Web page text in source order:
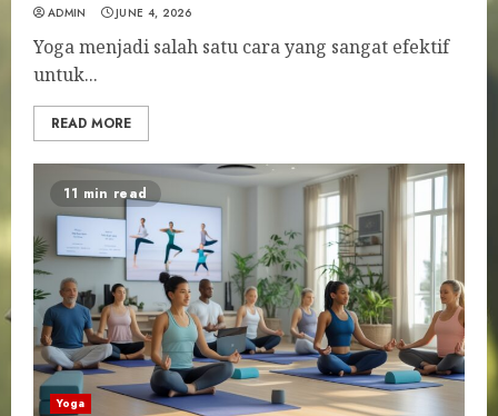
ADMIN JUNE 4, 2026
Yoga menjadi salah satu cara yang sangat efektif
untuk...
READ MORE
11 min read
Yoga